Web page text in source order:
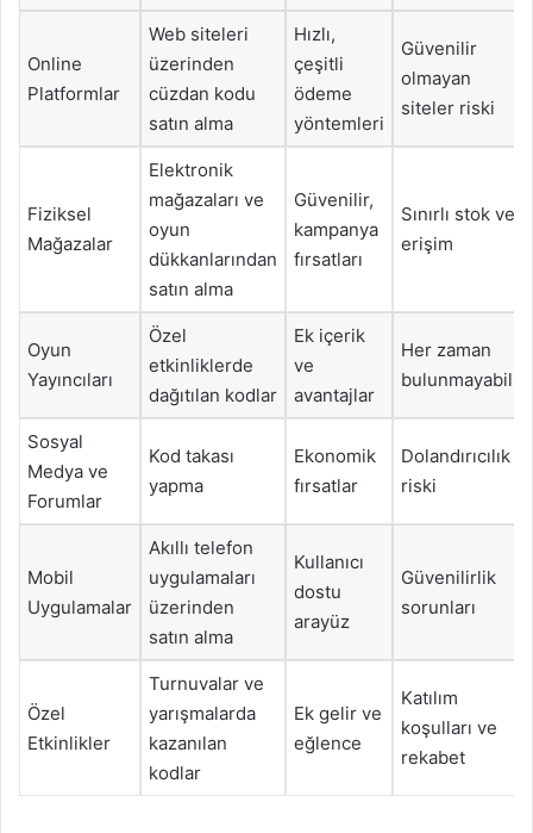
Online
Platformlar
Web siteleri
üzerinden
cüzdan kodu
satın alma
Hızlı,
çeşitli
ödeme
yöntemleri
Güvenilir
olmayan
siteler riski
Fiziksel
Mağazalar
Elektronik
mağazaları ve
oyun
dükkanlarından
satın alma
Güvenilir,
kampanya
fırsatları
Sınırlı stok ve
erişim
Oyun
Yayıncıları
Özel
etkinliklerde
dağıtılan kodlar
Ek içerik
ve
avantajlar
Her zaman
bulunmayabilir
Sosyal
Medya ve
Forumlar
Kod takası
yapma
Ekonomik
fırsatlar
Dolandırıcılık
riski
Mobil
Uygulamalar
Akıllı telefon
uygulamaları
üzerinden
satın alma
Kullanıcı
dostu
arayüz
Güvenilirlik
sorunları
Özel
Etkinlikler
Turnuvalar ve
yarışmalarda
kazanılan
kodlar
Ek gelir ve
eğlence
Katılım
koşulları ve
rekabet